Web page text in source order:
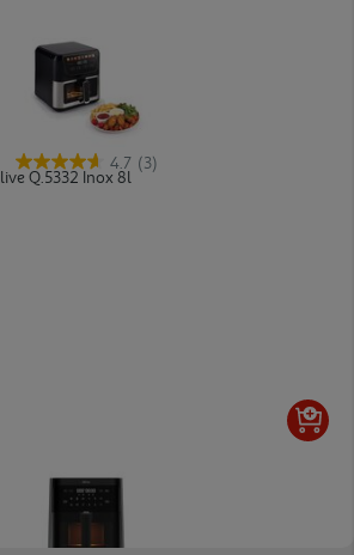
4.7 (3)
Q.5332 Inox 8l